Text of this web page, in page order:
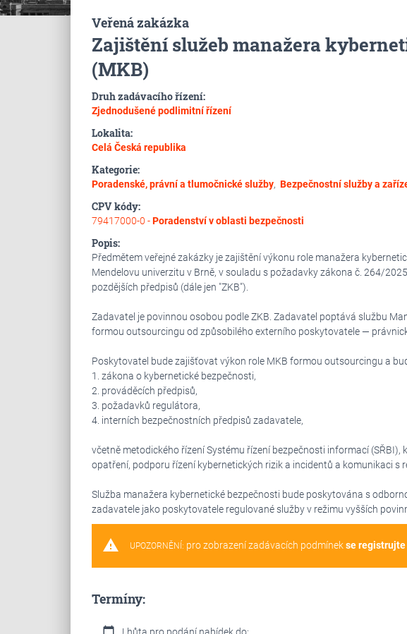
Veřená zakázka
Zajištění služeb manažera
(MKB)
Druh zadávacího řízení:
Zjednodušené podlimitní řízení
Lokalita:
Celá Česká republika
Kategorie:
Poradenské, právní a tlumočnické služby, Bezpečnostní služby a
CPV kódy:
79417000-0 -Poradenství v oblasti bezpečnosti
Popis:
Předmětem veřejné zakázky je zajištění výkonu role manažera
Mendelovu univerzitu v Brně, v souladu s požadavky zákona č. 264/
pozdějších předpisů (dále jen "ZKB").
Zadavatel je povinnou osobou podle ZKB. Zadavatel poptává službu
formou outsourcingu od způsobilého externího poskytovatele —
Poskytovatel bude zajišťovat výkon role MKB formou outsourcingu a
1. zákona o kybernetické bezpečnosti,
2. prováděcích předpisů,
3. požadavků regulátora,
4. interních bezpečnostních předpisů zadavatele,
včetně metodického řízení Systému řízení bezpečnosti informací
opatření, podporu řízení kybernetických rizik a incidentů a komunikaci s
Služba manažera kybernetické bezpečnosti bude poskytována s
zadavatele jako poskytovatele regulované služby v režimu vyšších
warning UPOZORNĚNÍ: pro zobrazení zadávacích podmínekse registrujte
Termíny:
calendar_today Lhůta pro podání nabídek do: